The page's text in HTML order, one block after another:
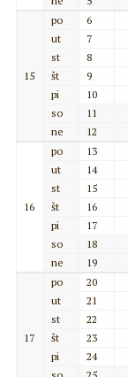
15
po
6
ut
7
st
8
št
9
pi
10
so
11
ne
12
16
po
13
ut
14
st
15
št
16
pi
17
so
18
ne
19
17
po
20
ut
21
st
22
št
23
pi
24